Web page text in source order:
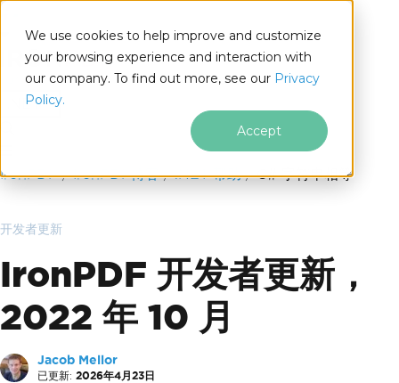
We use cookies to help improve and customize
your browsing experience and interaction with
our company. To find out more, see our Privacy
Policy.
Accept
.NET
跳至页脚内容
IronPDF IronPDF博客 .NET 帮助 C# 字符串相等
开发者更新
IronPDF 开发者更新，
2022 年 10 月
Jacob Mellor
已更新: 2026年4月23日